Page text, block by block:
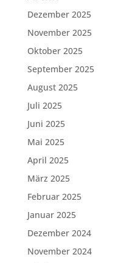
Dezember 2025
November 2025
Oktober 2025
September 2025
August 2025
Juli 2025
Juni 2025
Mai 2025
April 2025
März 2025
Februar 2025
Januar 2025
Dezember 2024
November 2024